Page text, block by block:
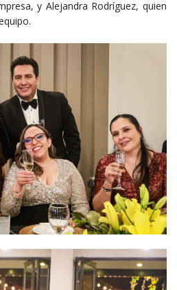
y Alejandra Rodríguez, quien